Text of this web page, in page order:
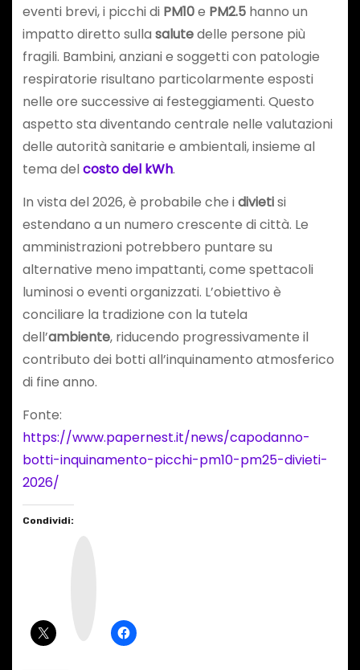
eventi brevi, i picchi di PM10e PM2.5hanno un
impatto diretto sulla salutedelle persone più
fragili. Bambini, anziani e soggetti con patologie
respiratorie risultano particolarmente esposti
nelle ore successive ai festeggiamenti. Questo
aspetto sta diventando centrale nelle valutazioni
delle autorità sanitarie e ambientali, insieme al
tema delcosto del kWh.
In vista del 2026, è probabile che idivietisi
estendano a un numero crescente di città. Le
amministrazioni potrebbero puntare su
alternative meno impattanti, come spettacoli
luminosi o eventi organizzati. L’obiettivo è
conciliare la tradizione con la tutela
dell’ambiente, riducendo progressivamente il
contributo dei botti all’inquinamento atmosferico
di fine anno.
Fonte:
https://www.papernest.it/news/capodanno-
botti-inquinamento-picchi-pm10-pm25-divieti-
2026/
Condividi: